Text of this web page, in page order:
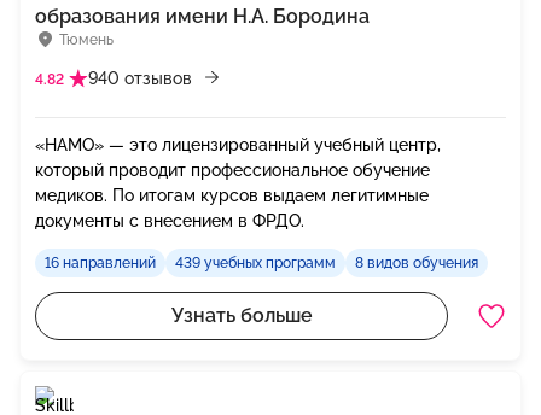
Тюмень
образования имени Н.А. Бородина
4.82 940 отзывов
«НАМО» — это лицензированный учебный центр,
который проводит профессиональное обучение
медиков. По итогам курсов выдаем легитимные
документы с внесением в ФРДО.
16 направлений 439 учебных программ 8 видов обучения
Узнать больше